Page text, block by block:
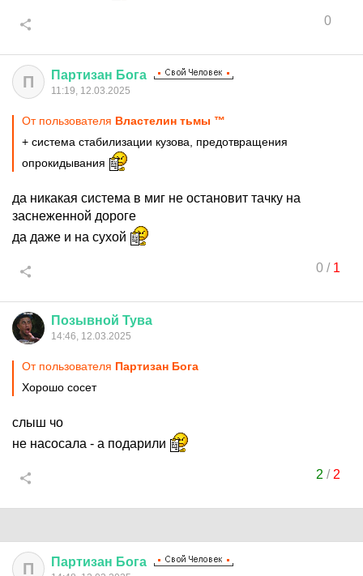
0
П Партизан Бога
11:19, 12.03.2025
От пользователя Властелин тьмы ™
+ система стабилизации кузова, предотвращения
опрокидывания
да никакая система в миг не остановит тачку на
заснеженной дороге
да даже и на сухой
0/ 1
Позывной Тува
14:46, 12.03.2025
От пользователя Партизан Бога
Хорошо сосет
слыш чо
не насосала - а подарили
2 / 2
П Партизан Бога